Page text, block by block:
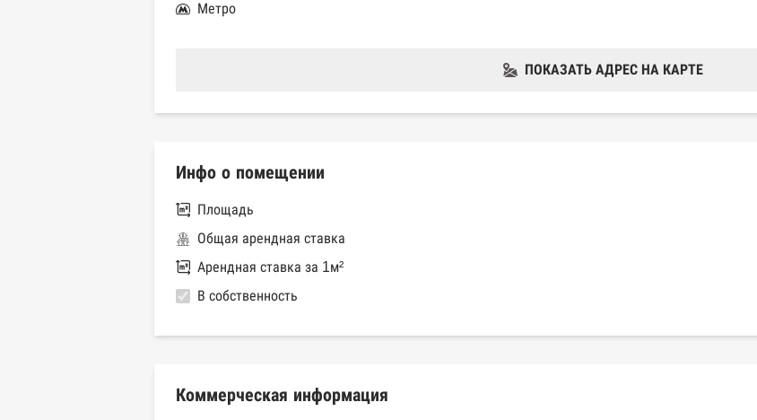
Метро
ПОКАЗАТЬ АДРЕС НА КАРТЕ
Инфо о помещении
Площадь
Общая арендная ставка
Арендная ставка за 1м²
В собственность
Коммерческая информация